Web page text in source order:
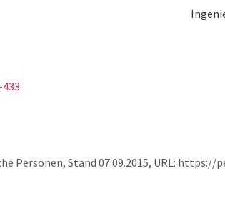
433
Personen, Stand 07.09.2015, URL: